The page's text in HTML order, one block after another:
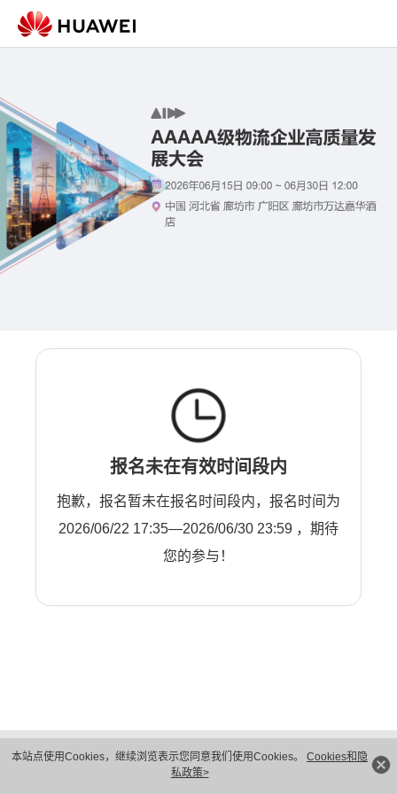
本站点使用Cookies，继续浏览表示您同意我们使用Cookies。 Cookies和隐
私政策>
报名未在有效时间段内
抱歉，报名暂未在报名时间段内，报名时间为
2026/06/22 17:35—2026/06/30 23:59 ，期待
您的参与！
隐私保护
法律声明